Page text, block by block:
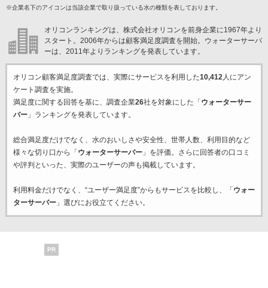
※企業名下のアイコンは当該企業で取り扱っている水の種類を表しております。
オリコンランキングは、株式会社オリコンを前身企業に1967年より
スタート。2006年からは顧客満足度調査を開始。ウォーターサーバ
ーは、2011年よりランキングを発表しています。
オリコン顧客満足度調査では、実際にサービスを利用した10,412人にアン
ケート調査を実施。
満足度に関する回答を基に、調査企業26社を対象にした「 ウォーターサー
バー」ランキングを発表しています。
総合満足度だけでなく、水のおいしさや安全性、世帯人数、利用目的など
様々な切り口から「 ウォーターサーバー」を評価。さらに回答者の口コミ
や評判といった、実際のユーザーの声も掲載しています。
利用料金だけでなく、“ユーザー満足度”からもサービスを比較し、「 ウォー
ターサーバー」選びにお役立てください。
PR